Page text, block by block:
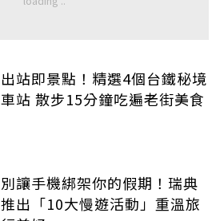
出站即景點！精選4個台鐵秘境
車站 散步15分鐘吃遍老街美食
別讓手機綁架你的假期！瑞典
推出「10大慢遊活動」重溫旅